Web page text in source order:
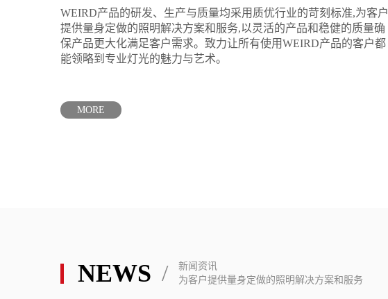
WEIRD产品的研发、生产与质量均采用质优行业的苛刻标准,为客户
提供量身定做的照明解决方案和服务,以灵活的产品和稳健的质量确
保产品更大化满足客户需求。致力让所有使用WEIRD产品的客户都
能领略到专业灯光的魅力与艺术。
MORE
NEWS /
新闻资讯
为客户提供量身定做的照明解决方案和服务